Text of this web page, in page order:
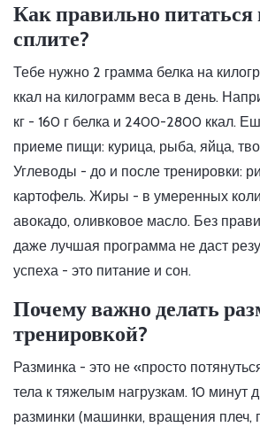
Как правильно питаться
сплите?
Тебе нужно 2 грамма белка на
ккал на килограмм веса в день.
кг - 160 г белка и 2400-2800 ккал.
приеме пищи: курица, рыба, яйца,
Углеводы - до и после тренировки:
картофель. Жиры - в умеренных
авокадо, оливковое масло. Без
даже лучшая программа не даст
успеха - это питание и сон.
Почему важно делать
тренировкой?
Разминка - это не «просто
тела к тяжелым нагрузкам. 10 минут
разминки (машинки, вращения плеч,